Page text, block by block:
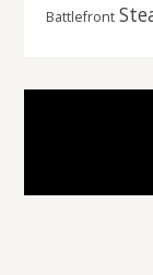
Battlefront